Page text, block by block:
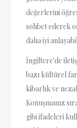
değerlerini
sohbet ederek
daha iyi
İngiltere'de
bazı kültürel
kibarlık ve
Konuşmanız
gibi ifadeleri